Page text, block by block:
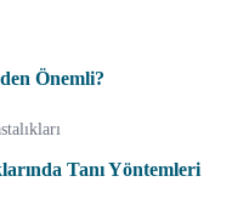
Önemli?
Tanı Yöntemleri